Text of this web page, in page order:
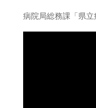
病院局総務課「県立